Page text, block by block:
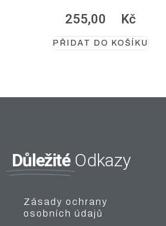
255,00 Kč
PŘIDAT DO KOŠÍKU
Důležité Odkazy
Zásady ochrany
osobních údajů